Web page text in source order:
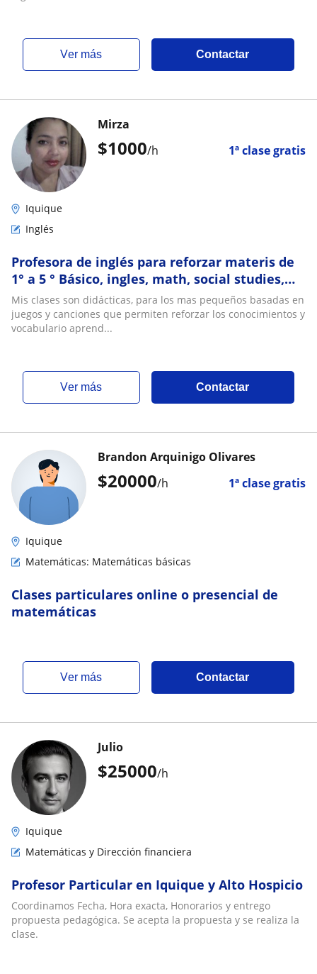
ver más Contactar
$1000/h 1ª clase gratis
Mirza
Iquique
Inglés
Profesora de inglés para reforzar materis de
1° a 5 ° Básico, ingles, math, social studies,
science
Mis clases son didácticas, para los mas pequeños basadas en
juegos y canciones que permiten reforzar los conocimientos y
vocabulario aprend...
ver más Contactar
$20000/h 1ª clase gratis
Brandon Arquinigo Olivares
Iquique
Matemáticas: Matemáticas básicas
Clases particulares online o presencial de
matemáticas
ver más Contactar
$25000/h
Julio
Iquique
Matemáticas y Dirección financiera
Profesor Particular en Iquique y Alto Hospicio
Coordinamos Fecha, Hora exacta, Honorarios y entrego
propuesta pedagógica. Se acepta la propuesta y se realiza la
clase.